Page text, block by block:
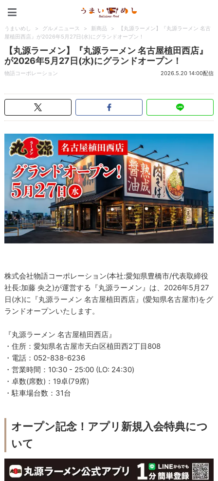
うまいめし > グルメニュース > 新商品 >
【丸源ラーメン】『丸源ラーメン 名古
屋植田西店』が2026年5月27日(水)にグランドオープン！
【丸源ラーメン】『丸源ラーメン 名古屋植田西店』
が2026年5月27日(水)にグランドオープン！
物語コーポレーション 2026.5.20 14:00配信
株式会社物語コーポレーション(本社:愛知県豊橋市/代表取締役
社長:加藤 央之)が運営する『丸源ラーメン』は、2026年5月27
日(水)に『丸源ラーメン 名古屋植田西店』(愛知県名古屋市)をグ
ランドオープンいたします。
『丸源ラーメン 名古屋植田西店』
・住所：愛知県名古屋市天白区植田西2丁目808
・電話：052-838-6236
・営業時間：10:30 - 25:00 (LO: 24:30)
・卓数(席数)：19卓(79席)
・駐車場台数：31台
オープン記念！アプリ新規入会特典につ
いて